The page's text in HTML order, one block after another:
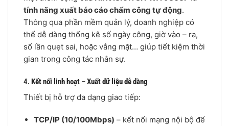
tính năng xuất báo cáo chấm công tự động.
Thông qua phần mềm quản lý, doanh nghiệp có
thể dễ dàng thống kê số ngày công, giờ vào – ra,
số lần quẹt sai, hoặc vắng mặt… giúp tiết kiệm thời
gian trong công tác nhân sự.
4. Kết nối linh hoạt – Xuất dữ liệu dễ dàng
Thiết bị hỗ trợ đa dạng giao tiếp:
TCP/IP (10/100Mbps) – kết nối mạng nội bộ để